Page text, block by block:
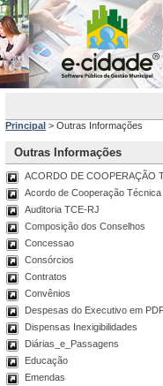
Principal > Outras Informações
Outras Informações
ACORDO DE COOPERAÇÃO
Acordo de Cooperação
Auditoria TCE-RJ
Composição dos Conselhos
Concessao
Consórcios
Contratos
Convênios
Despesas do Executivo em
Dispensas Inexigibilidades
Diárias_e_Passagens
Educação
Emendas